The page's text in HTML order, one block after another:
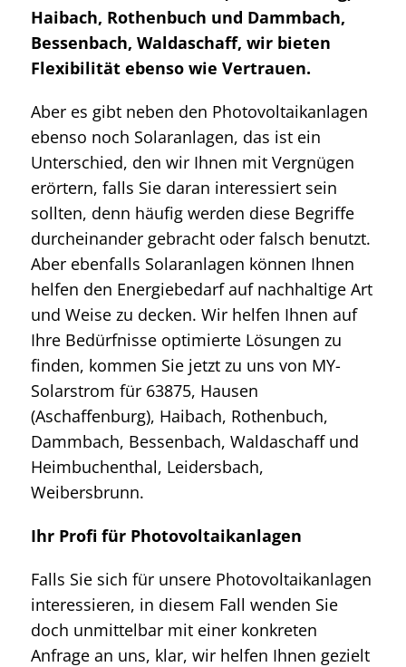
Haibach, Rothenbuch und Dammbach,
Bessenbach, Waldaschaff, wir bieten
Flexibilität ebenso wie Vertrauen.
Aber es gibt neben den Photovoltaikanlagen
ebenso noch Solaranlagen, das ist ein
Unterschied, den wir Ihnen mit Vergnügen
erörtern, falls Sie daran interessiert sein
sollten, denn häufig werden diese Begriffe
durcheinander gebracht oder falsch benutzt.
Aber ebenfalls Solaranlagen können Ihnen
helfen den Energiebedarf auf nachhaltige Art
und Weise zu decken. Wir helfen Ihnen auf
Ihre Bedürfnisse optimierte Lösungen zu
finden, kommen Sie jetzt zu uns von MY-
Solarstrom für 63875, Hausen
(Aschaffenburg), Haibach, Rothenbuch,
Dammbach, Bessenbach, Waldaschaff und
Heimbuchenthal, Leidersbach,
Weibersbrunn.
Ihr Profi für Photovoltaikanlagen
Falls Sie sich für unsere Photovoltaikanlagen
interessieren, in diesem Fall wenden Sie
doch unmittelbar mit einer konkreten
Anfrage an uns, klar, wir helfen Ihnen gezielt